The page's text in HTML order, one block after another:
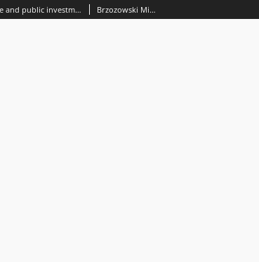
The relationship between private and public investment in developing countries with different levels of human capital Brzozowski Michał